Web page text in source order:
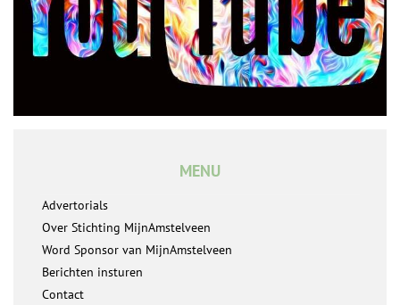
MENU
Advertorials
Over Stichting MijnAmstelveen
Word Sponsor van MijnAmstelveen
Berichten insturen
Contact